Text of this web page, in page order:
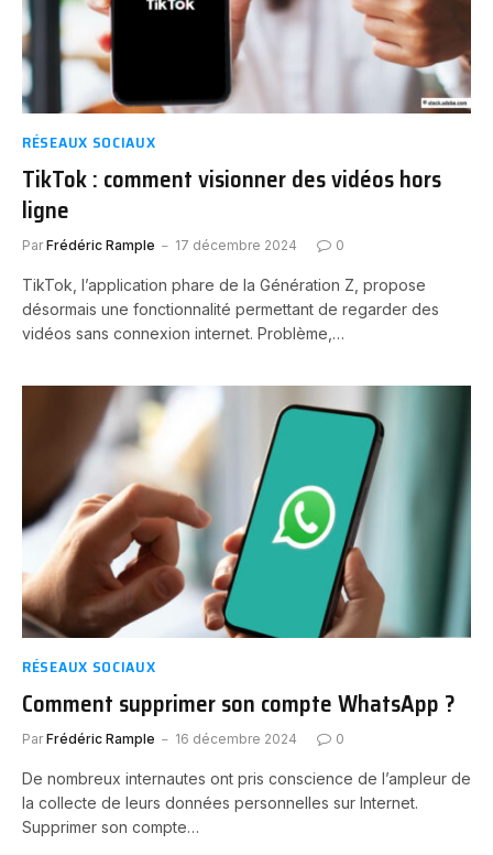
RÉSEAUX SOCIAUX
TikTok : comment visionner des vidéos hors
ligne
Par Frédéric Rample 17 décembre 2024 0
TikTok, l’application phare de la Génération Z, propose
désormais une fonctionnalité permettant de regarder des
vidéos sans connexion internet. Problème,…
RÉSEAUX SOCIAUX
Comment supprimer son compte WhatsApp ?
Par Frédéric Rample 16 décembre 2024 0
De nombreux internautes ont pris conscience de l’ampleur de
la collecte de leurs données personnelles sur Internet.
Supprimer son compte…